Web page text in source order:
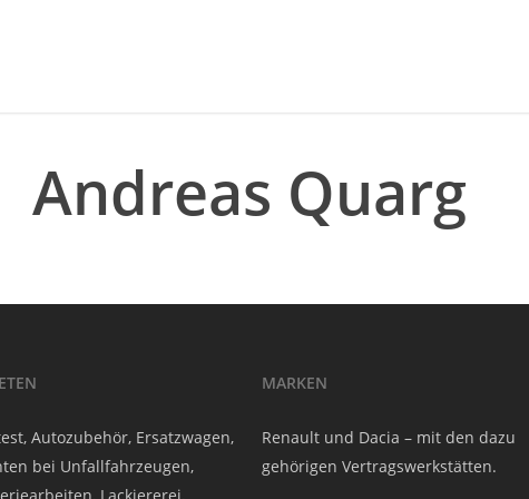
Andreas Quarg
Autozubehör, Ersatzwagen,
bei Unfallfahrzeugen,
MARKEN
Renault und Dacia – mit den dazu
gehörigen Vertragswerkstätten.